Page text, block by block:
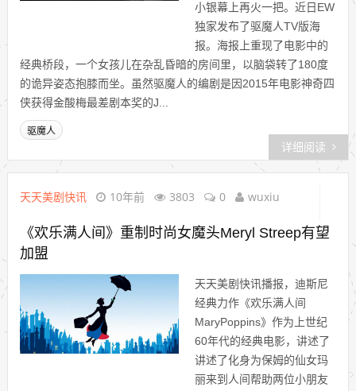
小银幕上再火一把。近日EW
独家发布了驱魔人TV版海
报。海报上重现了电影中的
经典桥段，一个女孩儿在杂乱昏暗的房间里，以脑袋转了180度
的诡异姿态抱膝而坐。虽然驱魔人的编剧是因2015年电影神奇四
侠获得金酸梅最差剧本奖的J...
驱魔人
详细阅读
天天美剧快讯 10年前 3803 0 wuxiu
《欢乐满人间》重制时尚女魔头Meryl Streep有望
加盟
天天美剧快讯播报，迪斯尼
经典力作《欢乐满人间
MaryPoppins》作为上世纪
60年代的经典电影，讲述了
讲述了化身为保姆的仙女玛
丽来到人间帮助两位小朋友